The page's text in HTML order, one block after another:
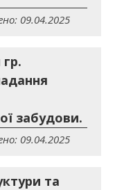
09.04.2025
забудови.
09.04.2025
та